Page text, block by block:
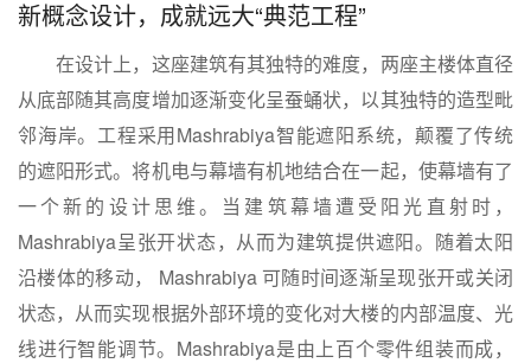
新概念设计，成就远大“典范工程”
在设计上，这座建筑有其独特的难度，两座主楼体直径
从底部随其高度增加逐渐变化呈蚕蛹状，以其独特的造型毗
邻海岸。工程采用Mashrabiya智能遮阳系统，颠覆了传统
的遮阳形式。将机电与幕墙有机地结合在一起，使幕墙有了
一个新的设计思维。当建筑幕墙遭受阳光直射时，
Mashrabiya呈张开状态，从而为建筑提供遮阳。随着太阳
沿楼体的移动， Mashrabiya 可随时间逐渐呈现张开或关闭
状态，从而实现根据外部环境的变化对大楼的内部温度、光
线进行智能调节。Mashrabiya是由上百个零件组装而成，